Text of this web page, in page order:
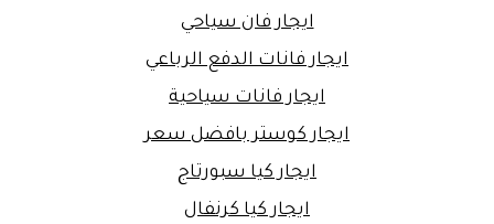
ايجار فان سياحي
ايجار فانات الدفع الرباعي
ايجار فانات سياحية
ايجار كوستر بافضل سعر
ايجار كيا سبورتاج
ايجار كيا كرنفال